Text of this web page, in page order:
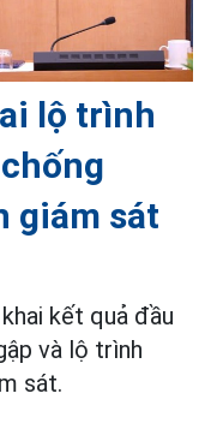
lộ trình
giám sát
kết quả đầu
và lộ trình
sát.